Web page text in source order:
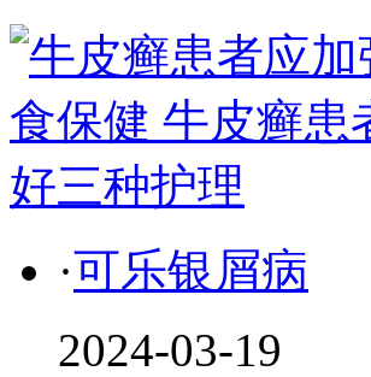
·可乐银屑病
2024-03-19